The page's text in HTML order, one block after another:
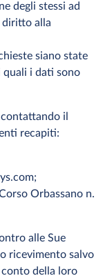
degli stessi ad
alla
siano state
quali i dati sono
il
recapiti:
Orbassano n.
alle Sue
ricevimento salvo
della loro